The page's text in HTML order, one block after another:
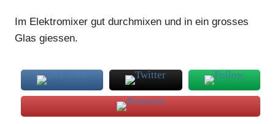
Im Elektromixer gut durchmixen und in ein grosses
Glas giessen.